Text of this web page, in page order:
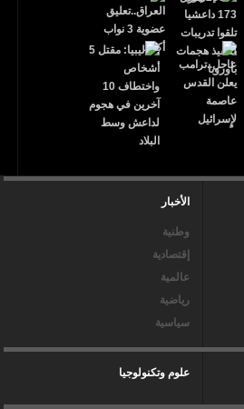
الأخبار
وطنية
إقتصادية
عالمية
رياضية
سياسية
علوم وتكنولوجيا